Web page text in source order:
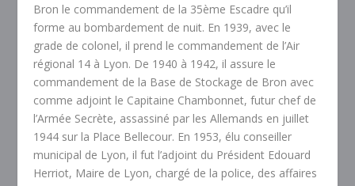
Bron le commandement de la 35ème Escadre qu’il
forme au bombardement de nuit. En 1939, avec le
grade de colonel, il prend le commandement de l’Air
régional 14 à Lyon. De 1940 à 1942, il assure le
commandement de la Base de Stockage de Bron avec
comme adjoint le Capitaine Chambonnet, futur chef de
l’Armée Secrète, assassiné par les Allemands en juillet
1944 sur la Place Bellecour. En 1953, élu conseiller
municipal de Lyon, il fut l’adjoint du Président Edouard
Herriot, Maire de Lyon, chargé de la police, des affaires